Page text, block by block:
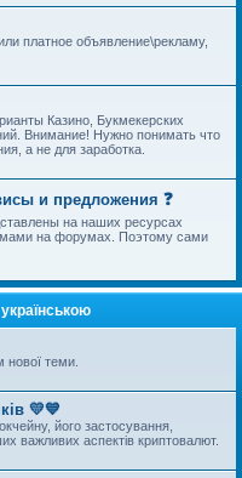
платное объявление\рекламу,
Казино, Букмекерских
Внимание! Нужно понимать что
а не для заработка.
и предложения ❓
на наших ресурсах
на форумах. Поэтому сами
нової теми.
💛💙
його застосування,
важливих аспектів криптовалют.